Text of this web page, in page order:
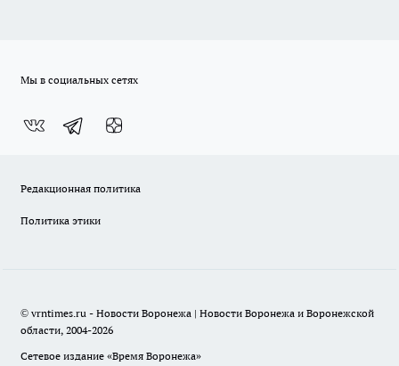
Мы в социальных сетях
Редакционная политика
Политика этики
© vrntimes.ru - Новости Воронежа | Новости Воронежа и Воронежской
области, 2004-2026
Сетевое издание «Время Воронежа»